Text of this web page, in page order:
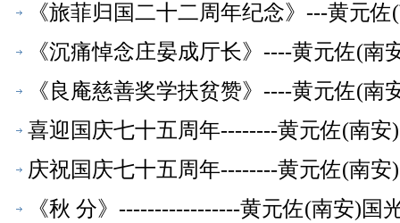
《旅菲归国二十二周年纪念》---黄元
《沉痛悼念庄晏成厅长》----黄元佐(
《良庵慈善奖学扶贫赞》----黄元佐(
喜迎国庆七十五周年--------黄元佐(南
庆祝国庆七十五周年--------黄元佐(南
《秋 分》-----------------黄元佐(南安)国